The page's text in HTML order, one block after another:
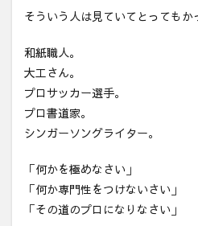
そういう人は見ていてとってもか
和紙職人。
大工さん。
プロサッカー選手。
プロ書道家。
シンガーソングライター。
「何かを極めなさい」
「何か専門性をつけないさい」
「その道のプロになりなさい」